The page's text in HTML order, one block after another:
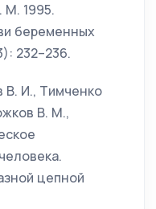
М. 1995.
беременных
232–236.
В. И., Тимченко
В. М.,
цепной